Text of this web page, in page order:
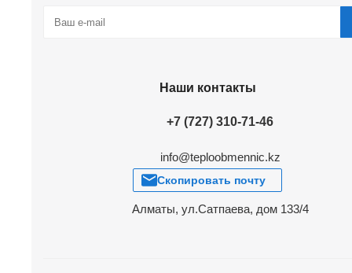
Наши контакты
+7 (727) 310-71-46
info@teploobmennic.kz
Скопировать почту
Алматы, ул.Сатпаева, дом 133/4